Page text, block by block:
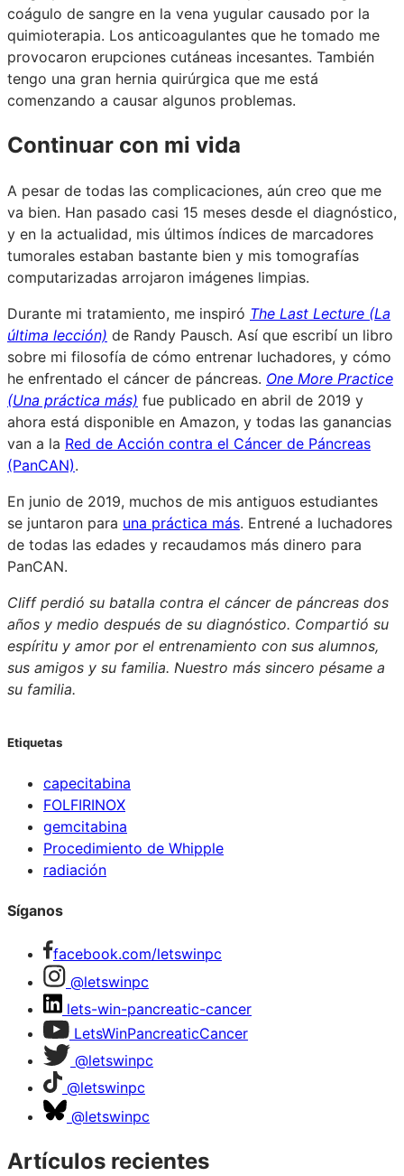
coágulo de sangre en la vena yugular causado por la
quimioterapia. Los anticoagulantes que he tomado me
provocaron erupciones cutáneas incesantes. También
tengo una gran hernia quirúrgica que me está
comenzando a causar algunos problemas.
Continuar con mi vida
A pesar de todas las complicaciones, aún creo que me
va bien. Han pasado casi 15 meses desde el diagnóstico,
y en la actualidad, mis últimos índices de marcadores
tumorales estaban bastante bien y mis tomografías
computarizadas arrojaron imágenes limpias.
Durante mi tratamiento, me inspiró The Last Lecture (La
última lección) de Randy Pausch. Así que escribí un libro
sobre mi filosofía de cómo entrenar luchadores, y cómo
he enfrentado el cáncer de páncreas. One More Practice
(Una práctica más) fue publicado en abril de 2019 y
ahora está disponible en Amazon, y todas las ganancias
van a la Red de Acción contra el Cáncer de Páncreas
(PanCAN).
En junio de 2019, muchos de mis antiguos estudiantes
se juntaron para una práctica más. Entrené a luchadores
de todas las edades y recaudamos más dinero para
PanCAN.
Cliff perdió su batalla contra el cáncer de páncreas dos
años y medio después de su diagnóstico. Compartió su
espíritu y amor por el entrenamiento con sus alumnos,
sus amigos y su familia. Nuestro más sincero pésame a
su familia.
Etiquetas
capecitabina
FOLFIRINOX
gemcitabina
Procedimiento de Whipple
radiación
Síganos
facebook.com/letswinpc
@letswinpc
lets-win-pancreatic-cancer
LetsWinPancreaticCancer
@letswinpc
@letswinpc
@letswinpc
Artículos recientes